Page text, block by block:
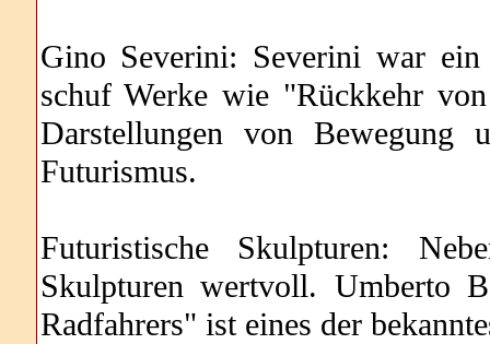
Gino Severini: Severini war
schuf Werke wie "Rückkehr
Darstellungen von Bewegung
Futurismus.
Futuristische Skulpturen:
Skulpturen wertvoll. Umberto
Radfahrers" ist eines der